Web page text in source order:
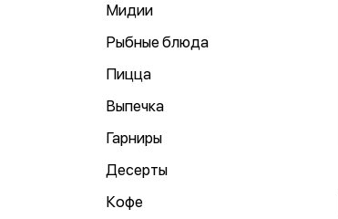
Мидии
Рыбные блюда
Пицца
Выпечка
Гарниры
Десерты
Кофе